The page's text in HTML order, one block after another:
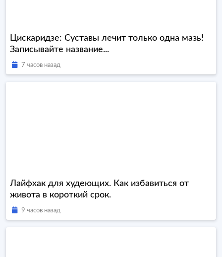
Цискаридзе: Суставы лечит только одна мазь!
Записывайте название...
7 часов назад
Лайфхак для худеющих. Как избавиться от
живота в короткий срок.
9 часов назад